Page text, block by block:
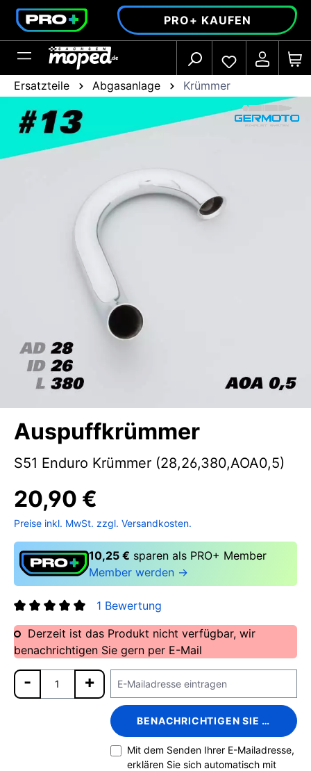
springen PRO+ KAUFEN
Ersatzteile Abgasanlage Krümmer
Auspuffkrümmer
S51 Enduro Krümmer (28,26,380,AOA0,5)
20,90 €
Preise inkl. MwSt. zzgl. Versandkosten.
10,25 € sparen als PRO+ Member
Member werden →
1 Bewertung
Derzeit ist das Produkt nicht verfügbar, wir
benachrichtigen Sie gern per E-Mail
BENACHRICHTIGEN SIE MICH
Mit dem Senden Ihrer E-Mailadresse,
erklären Sie sich automatisch mit